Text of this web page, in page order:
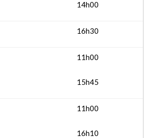
14h00
16h30
11h00
15h45
11h00
16h10